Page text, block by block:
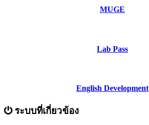
MUGE
Lab Pass
English Development
ระบบที่เกี่ยวข้อง